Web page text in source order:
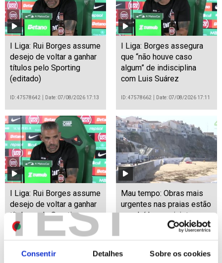
TEST
Consentir Detalhes Sobre os cookies
I Liga: Rui Borges assume
desejo de voltar a ganhar
títulos pelo Sporting
(editado)
ID: 47578642 Date: 07/08/2026 17:13
I Liga: Borges assegura
que “não houve caso
algum” de indisciplina
com Luis Suárez
ID: 47578662 Date: 07/08/2026 17:11
I Liga: Rui Borges assume
desejo de voltar a ganhar
títulos pelo Sporting
Mau tempo: Obras mais
urgentes nas praias estão
concluídas – ministra